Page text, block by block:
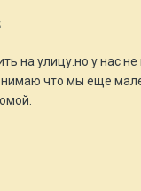
на улицу.но у нас
что мы еще